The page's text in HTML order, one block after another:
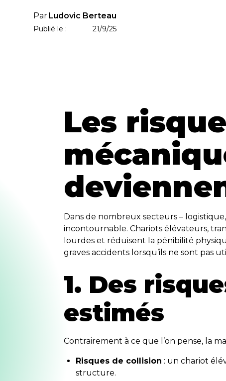
ParLudovic Berteau
Publié le : 21/9/25
Les
Dans de nombreux secteurs –
incontournable. Chariots élévateurs,
lourdes et réduisent la pénibilité
graves accidents lorsqu’ils ne sont pas
1. Des
estimés
Contrairement à ce que l’on pense, la
Risques de collision : un chariot
structure.